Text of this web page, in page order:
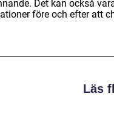
Det kan också
före och efter att
Läs